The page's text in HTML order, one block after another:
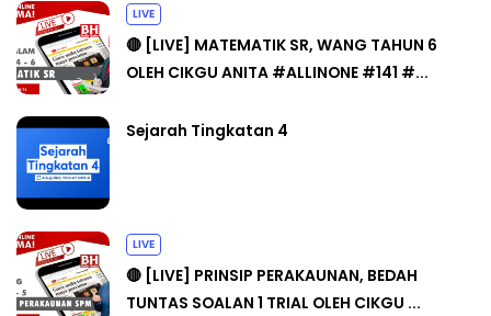
LIVE
🔴 [LIVE] MATEMATIK SR, WANG TAHUN 6
OLEH CIKGU ANITA #ALLINONE #141 #...
Sejarah Tingkatan 4
LIVE
🔴 [LIVE] PRINSIP PERAKAUNAN, BEDAH
TUNTAS SOALAN 1 TRIAL OLEH CIKGU ...